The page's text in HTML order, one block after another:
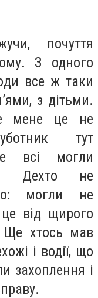
почуття
З одного
все ж таки
з дітьми.
мене це не
тут
всі могли
Дехто не
могли не
від щирого
Ще хтось мав
і водії, що
захоплення і